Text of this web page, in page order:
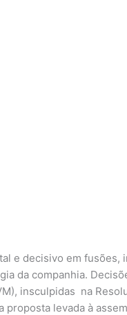
e decisivo em
da companhia.
insculpidas na
proposta levada à